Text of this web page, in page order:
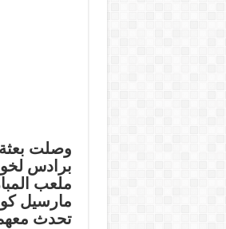
وصلت بعثة
برادس
ملعب
مارسيل
تحدث معهم